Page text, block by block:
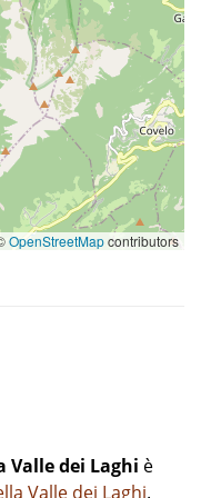
OpenStreetMapcontributors
dei Laghi è
Valle dei Laghi.